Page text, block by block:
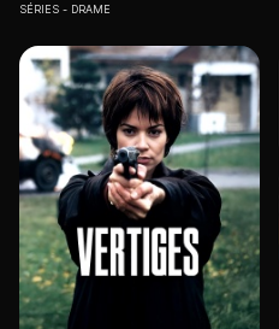
SÉRIES DRAME